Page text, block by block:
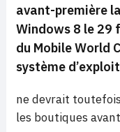
avant-première
Windows 8 le 29
du Mobile World
système
ne devrait
les boutiques